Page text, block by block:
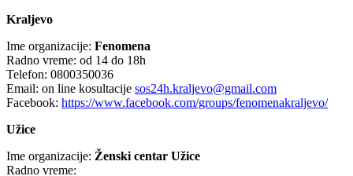
Kraljevo
Ime organizacije: Fenomena
Radno vreme: od 14 do 18h
Telefon: 0800350036
Email: on line kosultacije sos24h.kraljevo@gmail.com
Facebook: https://www.facebook.com/groups/fenomenakraljevo/
Užice
Ime organizacije: Ženski centar Užice
Radno vreme: